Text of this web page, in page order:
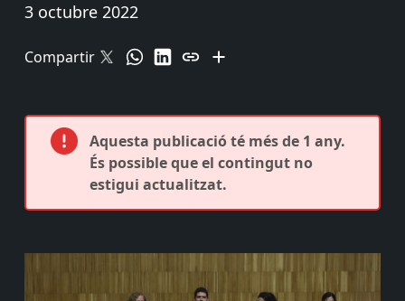
3 octubre 2022
Compartir
Aquesta publicació té més de 1 any.
És possible que el contingut no
estigui actualitzat.